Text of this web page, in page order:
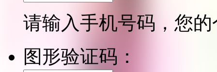
请输入手机号码，您
图形验证码：